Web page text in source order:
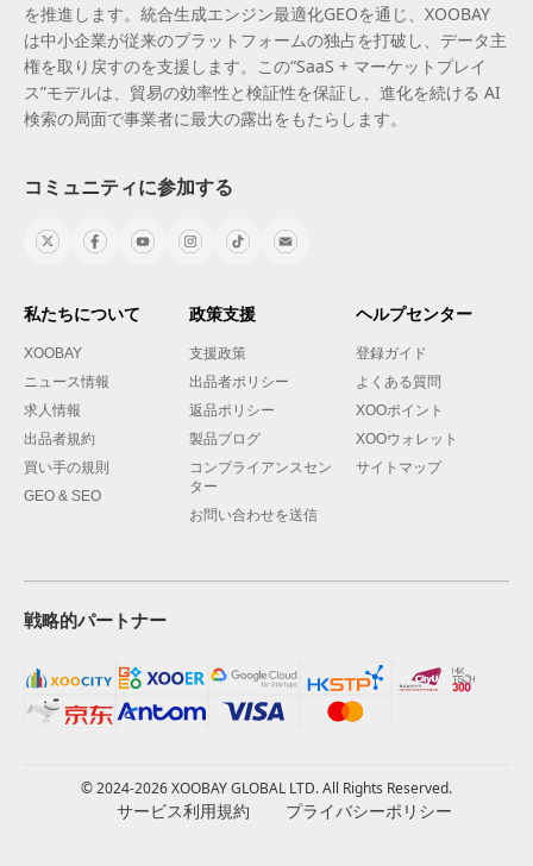
を推進します。統合生成エンジン最適化GEOを通じ、XOOBAY
は中小企業が従来のプラットフォームの独占を打破し、データ主
権を取り戻すのを支援します。この“SaaS + マーケットプレイ
ス”モデルは、貿易の効率性と検証性を保証し、進化を続ける AI
検索の局面で事業者に最大の露出をもたらします。
コミュニティに参加する
私たちについて
XOOBAY
ニュース情報
求人情報
出品者規約
買い手の規則
GEO & SEO
政策支援
支援政策
出品者ポリシー
返品ポリシー
製品ブログ
コンプライアンスセン
ター
お問い合わせを送信
ヘルプセンター
登録ガイド
よくある質問
XOOポイント
XOOウォレット
サイトマップ
戦略的パートナー
© 2024-2026 XOOBAY GLOBAL LTD. All Rights Reserved.
サービス利用規約 プライバシーポリシー